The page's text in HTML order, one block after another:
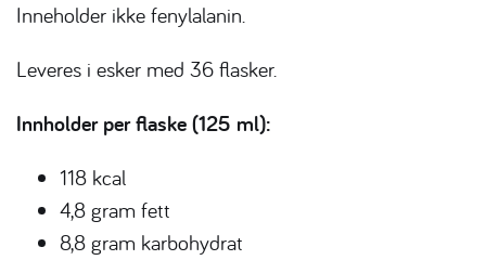
Inneholder ikke fenylalanin.
Leveres i esker med 36 flasker.
Innholder per flaske (125 ml):
118 kcal
4,8 gram fett
8,8 gram karbohydrat